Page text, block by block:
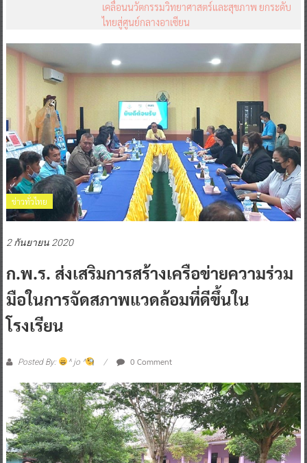
เคลื่อนนวัตกรรมวิทยาศาสตร์และสุขภาพ ยกระดับ
ไทยสู่ศูนย์กลางอาเซียน
ข่าวทั่วไทย
2 กันยายน 2020
ก.พ.ร. ส่งเสริมการสร้างเครือข่ายความร่วม
มือในการจัดสภาพแวดล้อมที่ดีขึ้นใน
โรงเรียน
Posted By: ^ jo ^ 0 Comment